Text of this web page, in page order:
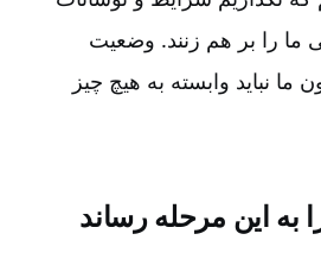
را بر هم زنند. وضعیت
نباید وابسته به هیچ چیز
به این مرحله رساند